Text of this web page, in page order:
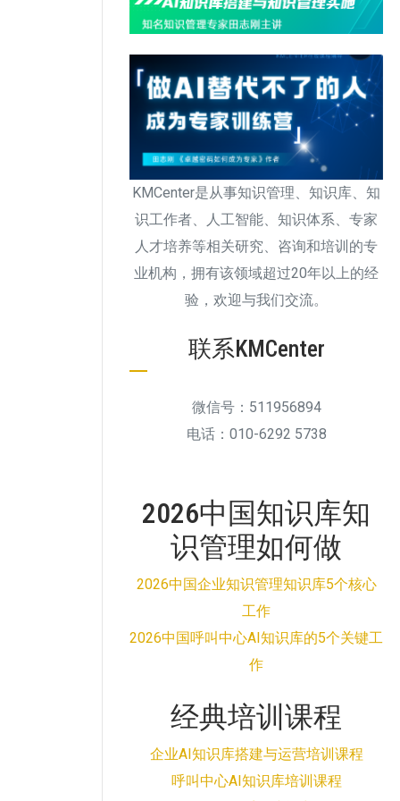
KMCenter是从事知识管理、知识库、知
识工作者、人工智能、知识体系、专家
人才培养等相关研究、咨询和培训的专
业机构，拥有该领域超过20年以上的经
验，欢迎与我们交流。
联系KMCenter
微信号：511956894
电话：010-6292 5738
2026中国知识库知
识管理如何做
2026中国企业知识管理知识库5个核心
工作
2026中国呼叫中心AI知识库的5个关键工
作
经典培训课程
企业AI知识库搭建与运营培训课程
呼叫中心AI知识库培训课程